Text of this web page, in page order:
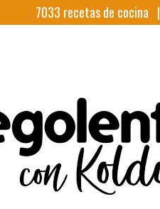
7033 recetas de cocina |